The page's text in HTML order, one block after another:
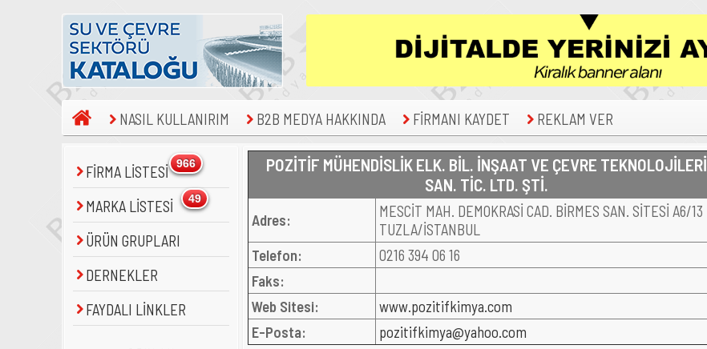
NASIL KULLANIRIM B2B MEDYA HAKKINDA FİRMANI KAYDET REKLAM VER
FİRMA LİSTESİ 966
MARKA LİSTESİ 49
ÜRÜN GRUPLARI
DERNEKLER
FAYDALI LİNKLER
POZİTİF MÜHENDİSLİK ELK. BİL. İNŞAAT VE ÇEVRE TEKNOLOJİLERİ
SAN. TİC. LTD. ŞTİ.
Adres:
MESCİT MAH. DEMOKRASİ CAD. BİRMES SAN. SİTESİ A6/13
TUZLA/İSTANBUL
Telefon:
0216 394 06 16
Faks:
Web Sitesi:
www.pozitifkimya.com
E-Posta:
pozitifkimya@yahoo.com